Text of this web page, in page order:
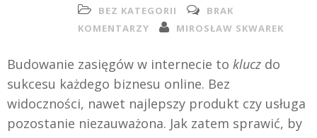
BEZ KATEGORII
BRAK
KOMENTARZY
MIROSŁAW SKWAREK
Budowanie zasięgów w internecie to klucz do
sukcesu każdego biznesu online. Bez
widoczności, nawet najlepszy produkt czy usługa
pozostanie niezauważona. Jak zatem sprawić, by